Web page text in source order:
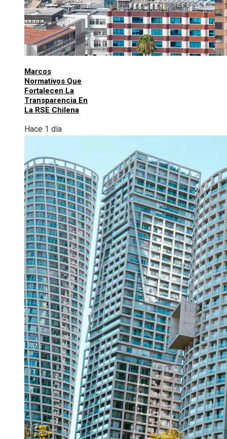
Marcos
Normativos Que
Fortalecen La
Transparencia En
La RSE Chilena
Hace 1 día